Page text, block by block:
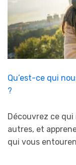
Qu’est-ce qui
?
Découvrez ce
autres, et
qui vous